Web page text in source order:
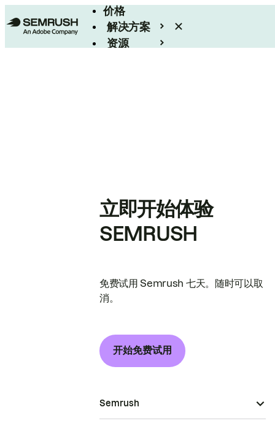
价格
解决方案
资源
立即开始体验
SEMRUSH
免费试用 Semrush 七天。随时可以取
消。
开始免费试用
Semrush